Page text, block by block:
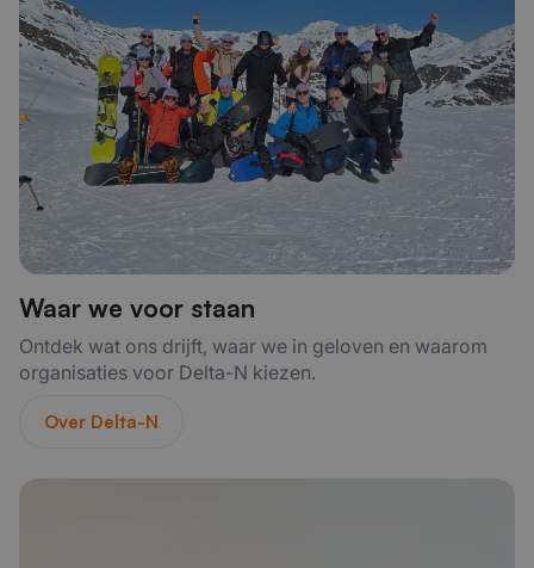
Waar we voor staan
Ontdek wat ons drijft, waar we in geloven en waarom
organisaties voor Delta-N kiezen.
Over Delta-N